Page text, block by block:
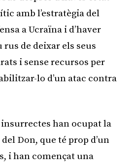
amb l’estratègia del
a Ucraïna i d’haver
rus de deixar els seus
i sense recursos per
lo d’un atac contra
han ocupat la
Don, que té prop d’un
i han començat una